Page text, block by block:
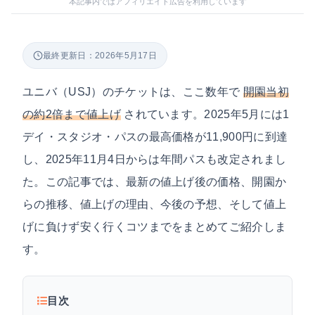
本記事内ではアフィリエイト広告を利用しています
最終更新日：2026年5月17日
ユニバ（USJ）のチケットは、ここ数年で 開園当初
の約2倍まで値上げされています。2025年5月には1
デイ・スタジオ・パスの最高価格が11,900円に到達
し、2025年11月4日からは年間パスも改定されまし
た。この記事では、最新の値上げ後の価格、開園か
らの推移、値上げの理由、今後の予想、そして値上
げに負けず安く行くコツまでをまとめてご紹介しま
す。
目次